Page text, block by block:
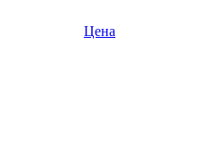
Цена